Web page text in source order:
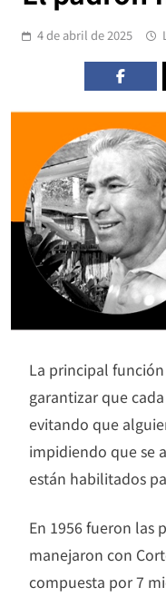
4 de abril de 2025
La principal
garantizar que
evitando que
impidiendo que se
están habilitados
En 1956 fueron las
manejaron con
compuesta por 7